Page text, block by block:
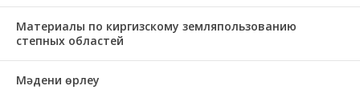
Материалы по киргизскому земляпользованию
степных областей
Мәдени өрлеу